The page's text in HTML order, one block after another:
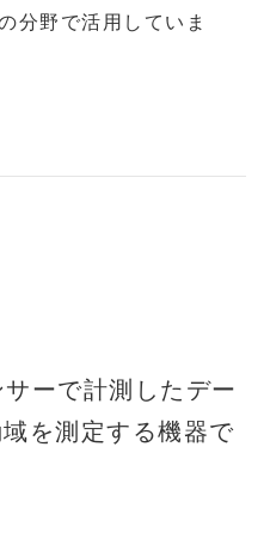
分野で活用していま
ーで計測したデー
を測定する機器で